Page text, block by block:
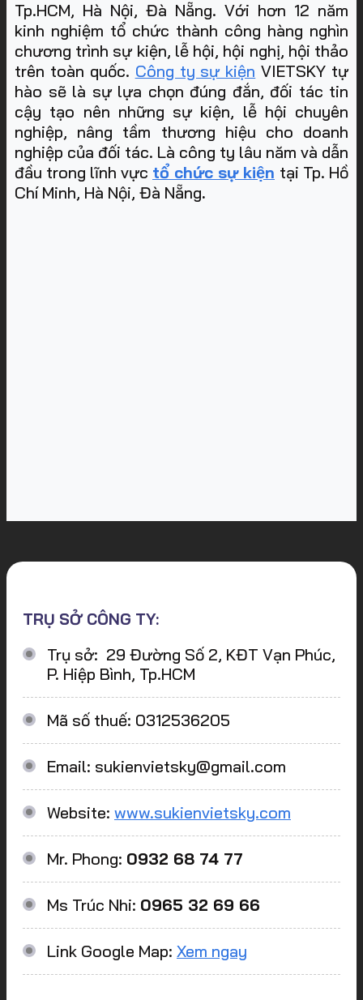
Tp.HCM, Hà Nội, Đà Nẵng. Với hơn 12 năm
kinh nghiệm tổ chức thành công hàng nghìn
chương trình sự kiện, lễ hội, hội nghị, hội thảo
trên toàn quốc. Công ty sự kiện VIETSKY tự
hào sẽ là sự lựa chọn đúng đắn, đối tác tin
cậy tạo nên những sự kiện, lễ hội chuyên
nghiệp, nâng tầm thương hiệu cho doanh
nghiệp của đối tác. Là công ty lâu năm và dẫn
đầu trong lĩnh vực tổ chức sự kiện tại Tp. Hồ
Chí Minh, Hà Nội, Đà Nẵng.
TRỤ SỞ CÔNG TY:
Trụ sở: 29 Đường Số 2, KĐT Vạn Phúc,
P. Hiệp Bình, Tp.HCM
Mã số thuế: 0312536205
Email: sukienvietsky@gmail.com
Website: www.sukienvietsky.com
Mr. Phong: 0932 68 74 77
Ms Trúc Nhi: 0965 32 69 66
Link Google Map: Xem ngay